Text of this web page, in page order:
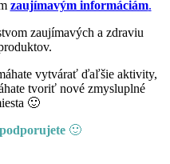
zaujímavým informáciám.
zaujímavých a zdraviu
vytvárať ďaľšie aktivity,
tvoriť nové zmysluplné
🙂
🙂